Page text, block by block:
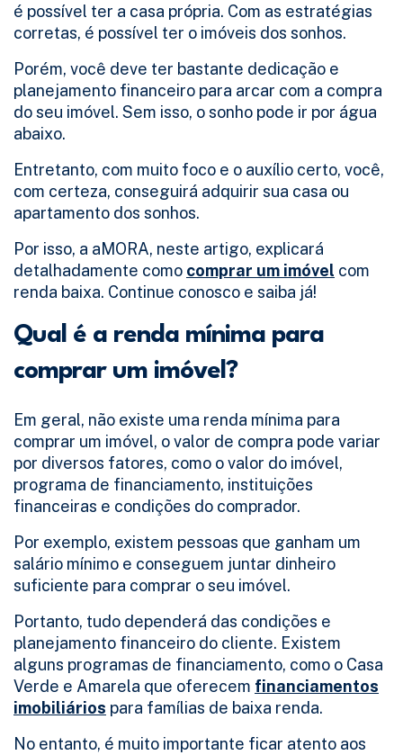
é possível ter a casa própria. Com as estratégias
corretas, é possível ter o imóveis dos sonhos.
Porém, você deve ter bastante dedicação e
planejamento financeiro para arcar com a compra
do seu imóvel. Sem isso, o sonho pode ir por água
abaixo.
Entretanto, com muito foco e o auxílio certo, você,
com certeza, conseguirá adquirir sua casa ou
apartamento dos sonhos.
Por isso, a aMORA, neste artigo, explicará
detalhadamente como comprar um imóvel com
renda baixa. Continue conosco e saiba já!
Qual é a renda mínima para
comprar um imóvel?
Em geral, não existe uma renda mínima para
comprar um imóvel, o valor de compra pode variar
por diversos fatores, como o valor do imóvel,
programa de financiamento, instituições
financeiras e condições do comprador.
Por exemplo, existem pessoas que ganham um
salário mínimo e conseguem juntar dinheiro
suficiente para comprar o seu imóvel.
Portanto, tudo dependerá das condições e
planejamento financeiro do cliente. Existem
alguns programas de financiamento, como o Casa
Verde e Amarela que oferecem financiamentos
imobiliários para famílias de baixa renda.
No entanto, é muito importante ficar atento aos